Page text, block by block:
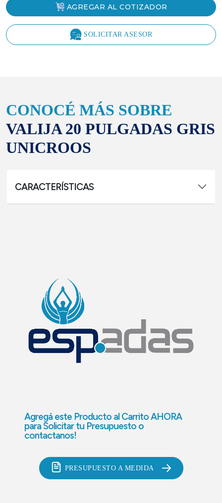
AGREGAR AL COTIZADOR
SOLICITAR ASESOR
CONOCÉ MÁS SOBRE
VALIJA 20 PULGADAS GRIS
UNICROOS
CARACTERÍSTICAS
Agregá este Producto al Carrito AHORA
paraSolicitar tu Presupuesto o
contactanos!
PRESUPUESTO A MEDIDA